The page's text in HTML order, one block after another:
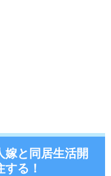
嫁と同居生活開
る！